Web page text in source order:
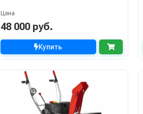
Цена
48 000 руб.
Купить